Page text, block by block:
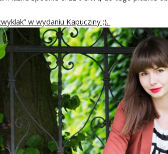
w wydaniu Kapucziny ;).